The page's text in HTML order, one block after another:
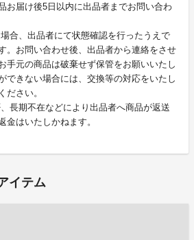
お届け後5日以内に出品者までお問い合わ
合、出品者にて状態確認を行ったうえで
。お問い合わせ後、出品者から連絡をさせ
手元の商品は破棄せず保管をお願いいたし
できない場合には、交換等の対応をいたし
ださい。
長期不在などにより出品者へ商品が返送
金はいたしかねます。
イテム